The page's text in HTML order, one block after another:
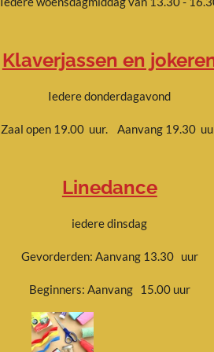
Klaverjassen en
Iedere donderdagavond
Zaal open 19.00 uur. Aanvang 19.30
Linedance
iedere dinsdag
Gevorderden: Aanvang 13.30 uur
Beginners: Aanvang 15.00 uur